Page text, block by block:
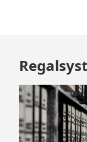
Zum
Footer
springen